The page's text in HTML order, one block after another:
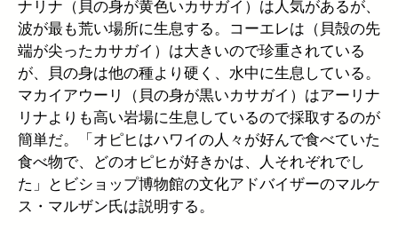
ナリナ（貝の身が黄色いカサガイ）は人気があるが、
波が最も荒い場所に生息する。コーエレは（貝殻の先
端が尖ったカサガイ）は大きいので珍重されている
が、貝の身は他の種より硬く、水中に生息している。
マカイアウーリ（貝の身が黒いカサガイ）はアーリナ
リナよりも高い岩場に生息しているので採取するのが
簡単だ。「オピヒはハワイの人々が好んで食べていた
食べ物で、どのオピヒが好きかは、人それぞれでし
た」とビショップ博物館の文化アドバイザーのマルケ
ス・マルザン氏は説明する。